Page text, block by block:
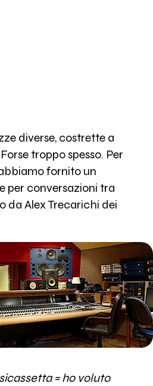
diverse, costrette a
troppo spesso. Per
fornito un
per conversazioni tra
da Alex Trecarichi dei
= ho voluto